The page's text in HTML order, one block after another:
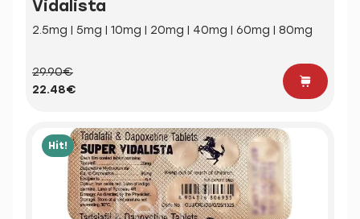
Vidalista
2.5mg | 5mg | 10mg | 20mg | 40mg | 60mg | 80mg
29.90€
22.48€
Hit!